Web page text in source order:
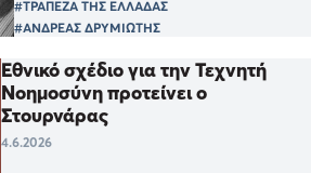
#ΤΡΑΠΕΖΑ ΤΗΣ ΕΛΛΑΔΑΣ
#ΑΝΔΡΕΑΣ ΔΡΥΜΙΩΤΗΣ
Εθνικό σχέδιο για την Τεχνητή
Νοημοσύνη προτείνει ο
Στουρνάρας
4.6.2026